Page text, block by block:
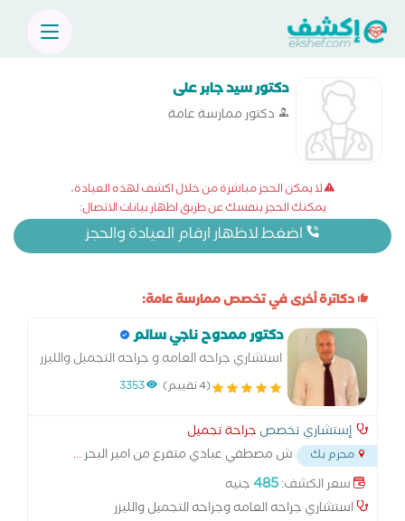
دكتور سيد جابر على
دكتور ممارسة عامة
لا يمكن الحجز مباشرة من خلال اكشف لهذه العيادة،
يمكنك الحجز بنفسك عن طريق اظهار بيانات الاتصال:
اضغط لاظهار ارقام العيادة والحجز
دكاترة أخرى في تخصص ممارسة عامة:
دكتور ممدوح ناجي سالم
استشاري جراحه العامه و جراحه التجميل والليزر
(4 تقييم) 3353
إستشاري تخصص جراحة تجميل
محرم بك ش مصطفي عبادي متفرع من امير البحر...
سعر الكشف:485جنيه
استشاري جراحه العامه وجراحه التجميل والليزر